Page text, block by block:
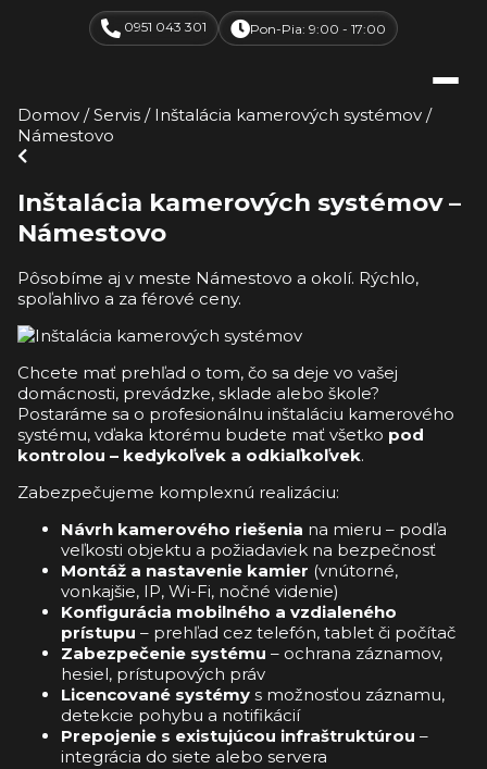
0951 043 301 Pon-Pia: 9:00 - 17:00
Domov / Servis / Inštalácia kamerových systémov /
Námestovo
Inštalácia kamerových systémov –
Námestovo
Pôsobíme aj v meste Námestovo a okolí. Rýchlo,
spoľahlivo a za férové ceny.
Chcete mať prehľad o tom, čo sa deje vo vašej
domácnosti, prevádzke, sklade alebo škole?
Postaráme sa o profesionálnu inštaláciu kamerového
systému, vďaka ktorému budete mať všetko pod
kontrolou – kedykoľvek a odkiaľkoľvek.
Zabezpečujeme komplexnú realizáciu:
Návrh kamerového riešenia na mieru – podľa
veľkosti objektu a požiadaviek na bezpečnosť
Montáž a nastavenie kamier (vnútorné,
vonkajšie, IP, Wi-Fi, nočné videnie)
Konfigurácia mobilného a vzdialeného
prístupu – prehľad cez telefón, tablet či počítač
Zabezpečenie systému – ochrana záznamov,
hesiel, prístupových práv
Licencované systémy s možnosťou záznamu,
detekcie pohybu a notifikácií
Prepojenie s existujúcou infraštruktúrou –
integrácia do siete alebo servera